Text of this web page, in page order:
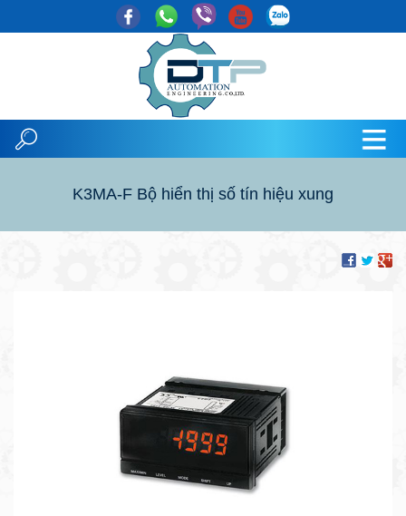
K3MA-F Bộ hiển thị số tín hiệu xung